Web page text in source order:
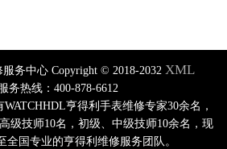
务中心 Copyright © 2018-2032 XML
务热线：400-878-6612
亨得利手表维修专家30余名，
级技师10名，初级、中级技师10余名，现
全国专业的亨得利维修服务团队。